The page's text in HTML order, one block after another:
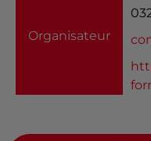
Organisateur